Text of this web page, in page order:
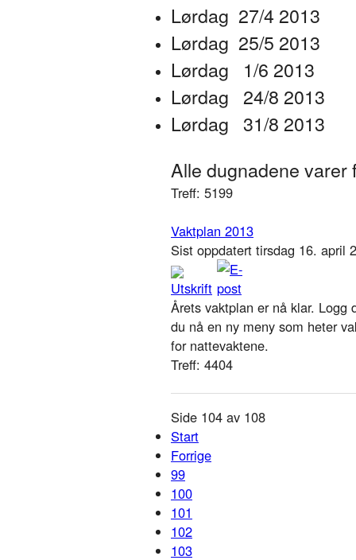
Lørdag 27/4 2013
Lørdag 25/5 2013
Lørdag 1/6 2013
Lørdag 24/8 2013
Lørdag 31/8 2013
Alle dugnadene varer
Treff: 5199
Vaktplan 2013
Sist oppdatert tirsdag 16. april
Årets vaktplan er nå klar.
du nå en ny meny som heter
for nattevaktene.
Treff: 4404
Side 104 av 108
Start
Forrige
99
100
101
102
103